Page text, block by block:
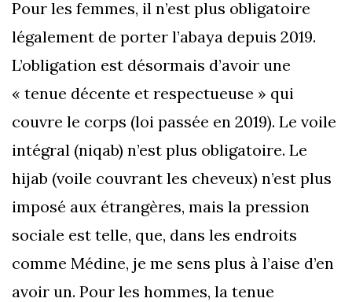
Pour les femmes, il n’est plus obligatoire
légalement de porter l’abaya depuis 2019.
L’obligation est désormais d’avoir une
« tenue décente et respectueuse » qui
couvre le corps (loi passée en 2019). Le voile
intégral (niqab) n’est plus obligatoire. Le
hijab (voile couvrant les cheveux) n’est plus
imposé aux étrangères, mais la pression
sociale est telle, que, dans les endroits
comme Médine, je me sens plus à l’aise d’en
avoir un. Pour les hommes, la tenue